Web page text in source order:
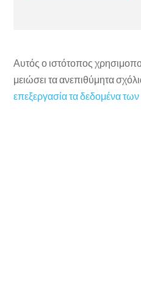
Αυτός ο ιστότοπος
μειώσει τα ανεπιθύμητα
επεξεργασία τα δεδομένα